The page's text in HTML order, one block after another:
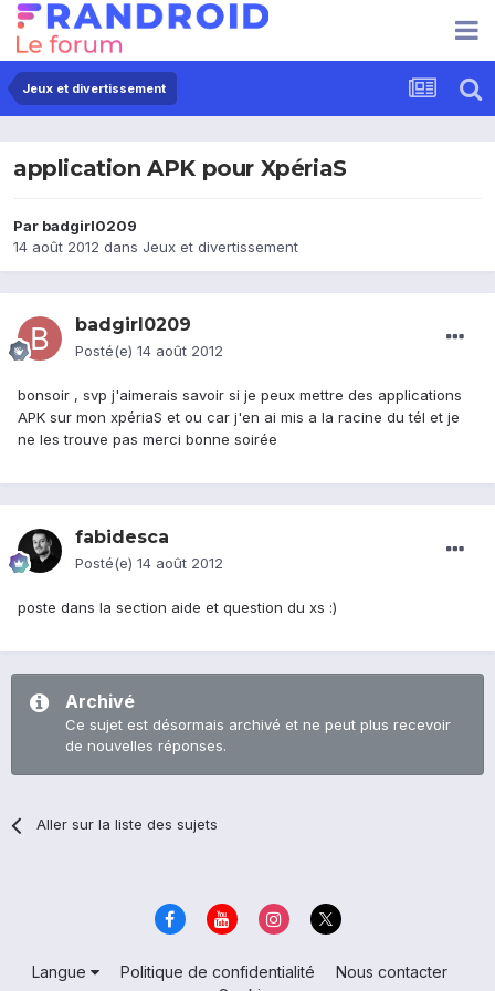
Jeux et divertissement
application APK pour XpériaS
Par badgirl0209
14 août 2012 dans Jeux et divertissement
badgirl0209
Posté(e) 14 août 2012
bonsoir , svp j'aimerais savoir si je peux mettre des applications
APK sur mon xpériaS et ou car j'en ai mis a la racine du tél et je
ne les trouve pas merci bonne soirée
fabidesca
Posté(e) 14 août 2012
poste dans la section aide et question du xs :)
Archivé
Ce sujet est désormais archivé et ne peut plus recevoir
de nouvelles réponses.
Aller sur la liste des sujets
Langue Politique de confidentialité
Nous contacter